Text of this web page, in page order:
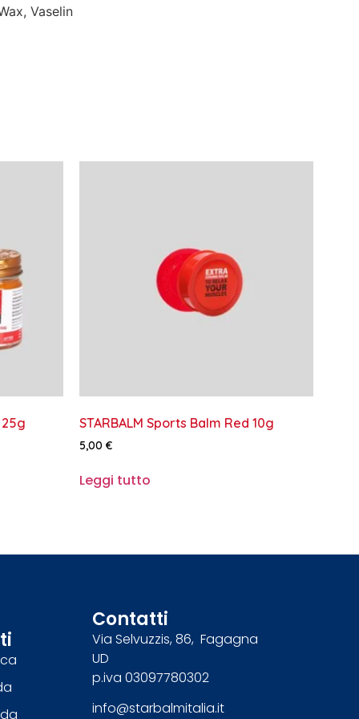
Vaselin
25g STARBALM Sports Balm Red 10g
5,00 €
Leggi tutto
Contatti
Via Selvuzzis, 86, Fagagna
UD
p.iva 03097780302
info@starbalmitalia.it